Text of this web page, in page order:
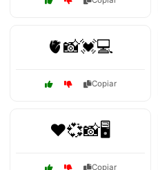
🫀📸💓💻
Copiar
❤️💞📸🖥️
Copiar